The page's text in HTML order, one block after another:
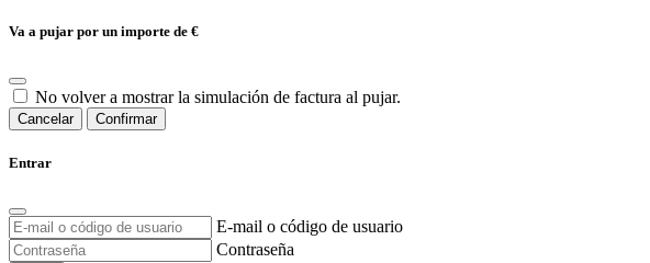
Va a pujar por un importe de €
No volver a mostrar la simulación de factura al pujar.
Cancelar Confirmar
Entrar
E-mail o código de usuario
Contraseña